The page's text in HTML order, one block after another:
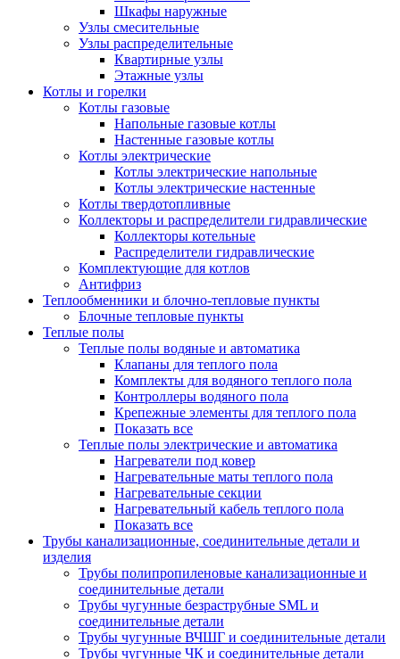
Шкафы наружные
Узлы смесительные
Узлы распределительные
Квартирные узлы
Этажные узлы
Котлы и горелки
Котлы газовые
Напольные газовые котлы
Настенные газовые котлы
Котлы электрические
Котлы электрические напольные
Котлы электрические настенные
Котлы твердотопливные
Коллекторы и распределители гидравлические
Коллекторы котельные
Распределители гидравлические
Комплектующие для котлов
Антифриз
Теплообменники и блочно-тепловые пункты
Блочные тепловые пункты
Теплые полы
Теплые полы водяные и автоматика
Клапаны для теплого пола
Комплекты для водяного теплого пола
Контроллеры водяного пола
Крепежные элементы для теплого пола
Показать все
Теплые полы электрические и автоматика
Нагреватели под ковер
Нагревательные маты теплого пола
Нагревательные секции
Нагревательный кабель теплого пола
Показать все
Трубы канализационные, соединительные детали и
изделия
Трубы полипропиленовые канализационные и
соединительные детали
Трубы чугунные безраструбные SML и
соединительные детали
Трубы чугунные ВЧШГ и соединительные детали
Трубы чугунные ЧК и соединительные детали